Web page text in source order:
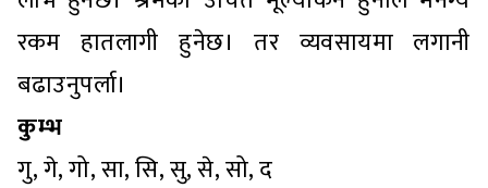
रकम हातलागी हुनेछ। तर व्यवसायमा लगानी
बढाउनुपर्ला।
कुम्भ
गु, गे, गो, सा, सि, सु, से, सो, द